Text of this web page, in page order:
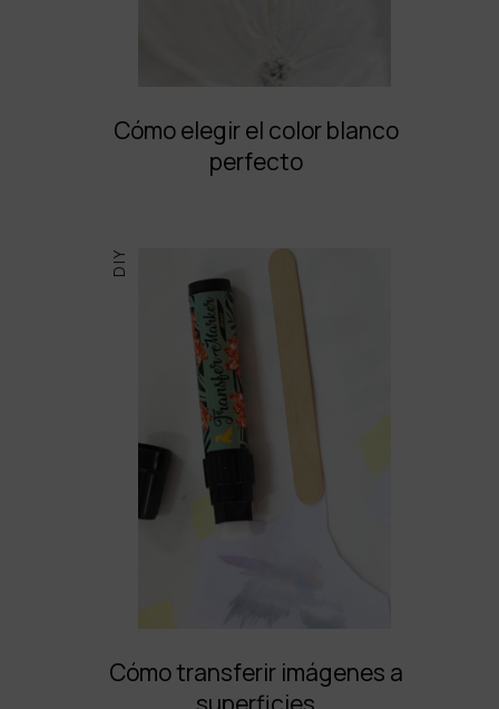
Cómo elegir el color blanco
perfecto
DIY
Cómo transferir imágenes a